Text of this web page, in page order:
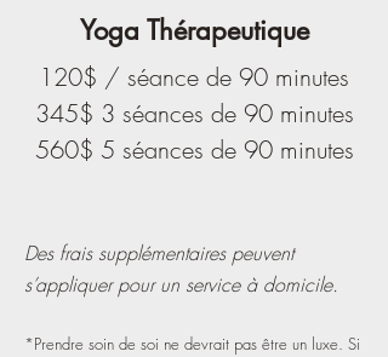
Yoga Thérapeutique
120$ / séance de 90 minutes
345$ 3 séances de 90 minutes
560$ 5 séances de 90 minutes
Des frais supplémentaires peuvent
s’appliquer pour un service à domicile.
*Prendre soin de soi ne devrait pas être un luxe. Si